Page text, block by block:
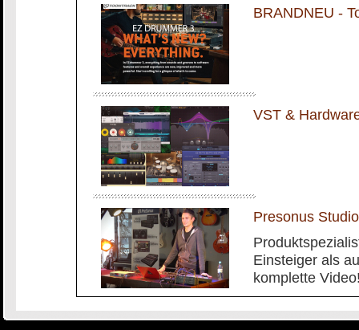
BRANDNEU -
VST &
Presonus
Einsteiger als
komplette